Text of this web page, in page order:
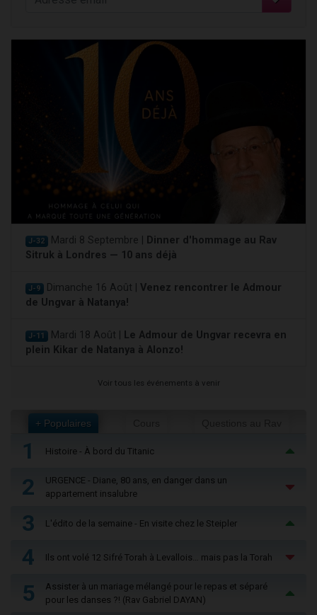
J-32 Mardi 8 Septembre |
Dinner d'hommage au Rav
Sitruk à Londres — 10 ans déjà
J-9 Dimanche 16 Août | Venez rencontrer le Admour
de Ungvar à Natanya!
J-11 Mardi 18 Août |
Le Admour de Ungvar recevra en
plein Kikar de Natanya à Alonzo!
Voir tous les événements à venir
+ Populaires
1 Histoire - À bord du Titanic
2
URGENCE - Diane, 80 ans, en danger dans un
appartement insalubre
3 L'édito de la semaine - En visite chez le Steipler
4 Ils ont volé 12 Sifré Torah à Levallois… mais pas la Torah
5
Assister à un mariage mélangé pour le repas et séparé
pour les danses ?! (Rav Gabriel DAYAN)